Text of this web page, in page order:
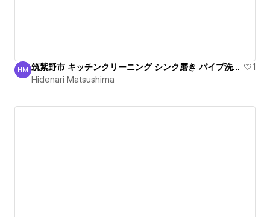
Hidenari Matsushima
HM 筑紫野市 キッチンクリーニング シンク磨き パイプ洗浄丁寧
1
Hidenari Matsushima